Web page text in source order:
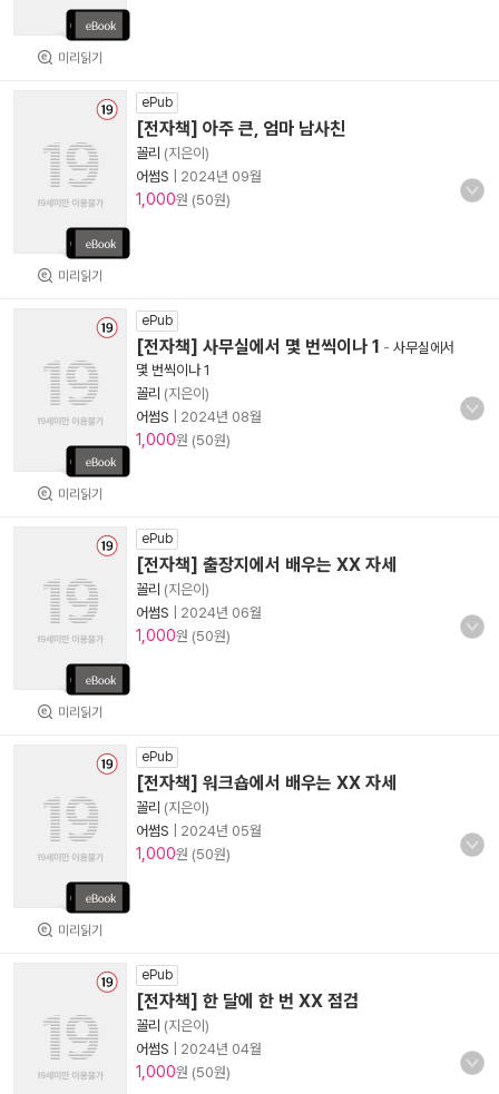
미리읽기
미리읽기
ePub
[전자책] 아주 큰, 엄마 남사친
꼴리 (지은이)
어썸S
2024년 09월
1,000원 (50원)
미리읽기
ePub
[전자책] 사무실에서 몇 번씩이나 1 - 사무실에서
몇 번씩이나 1
꼴리 (지은이)
어썸S
2024년 08월
1,000원 (50원)
미리읽기
ePub
[전자책] 출장지에서 배우는 XX 자세
꼴리 (지은이)
어썸S
2024년 06월
1,000원 (50원)
미리읽기
ePub
[전자책] 워크숍에서 배우는 XX 자세
꼴리 (지은이)
어썸S
2024년 05월
1,000원 (50원)
ePub
[전자책] 한 달에 한 번 XX 점검
꼴리 (지은이)
어썸S
2024년 04월
1,000원 (50원)